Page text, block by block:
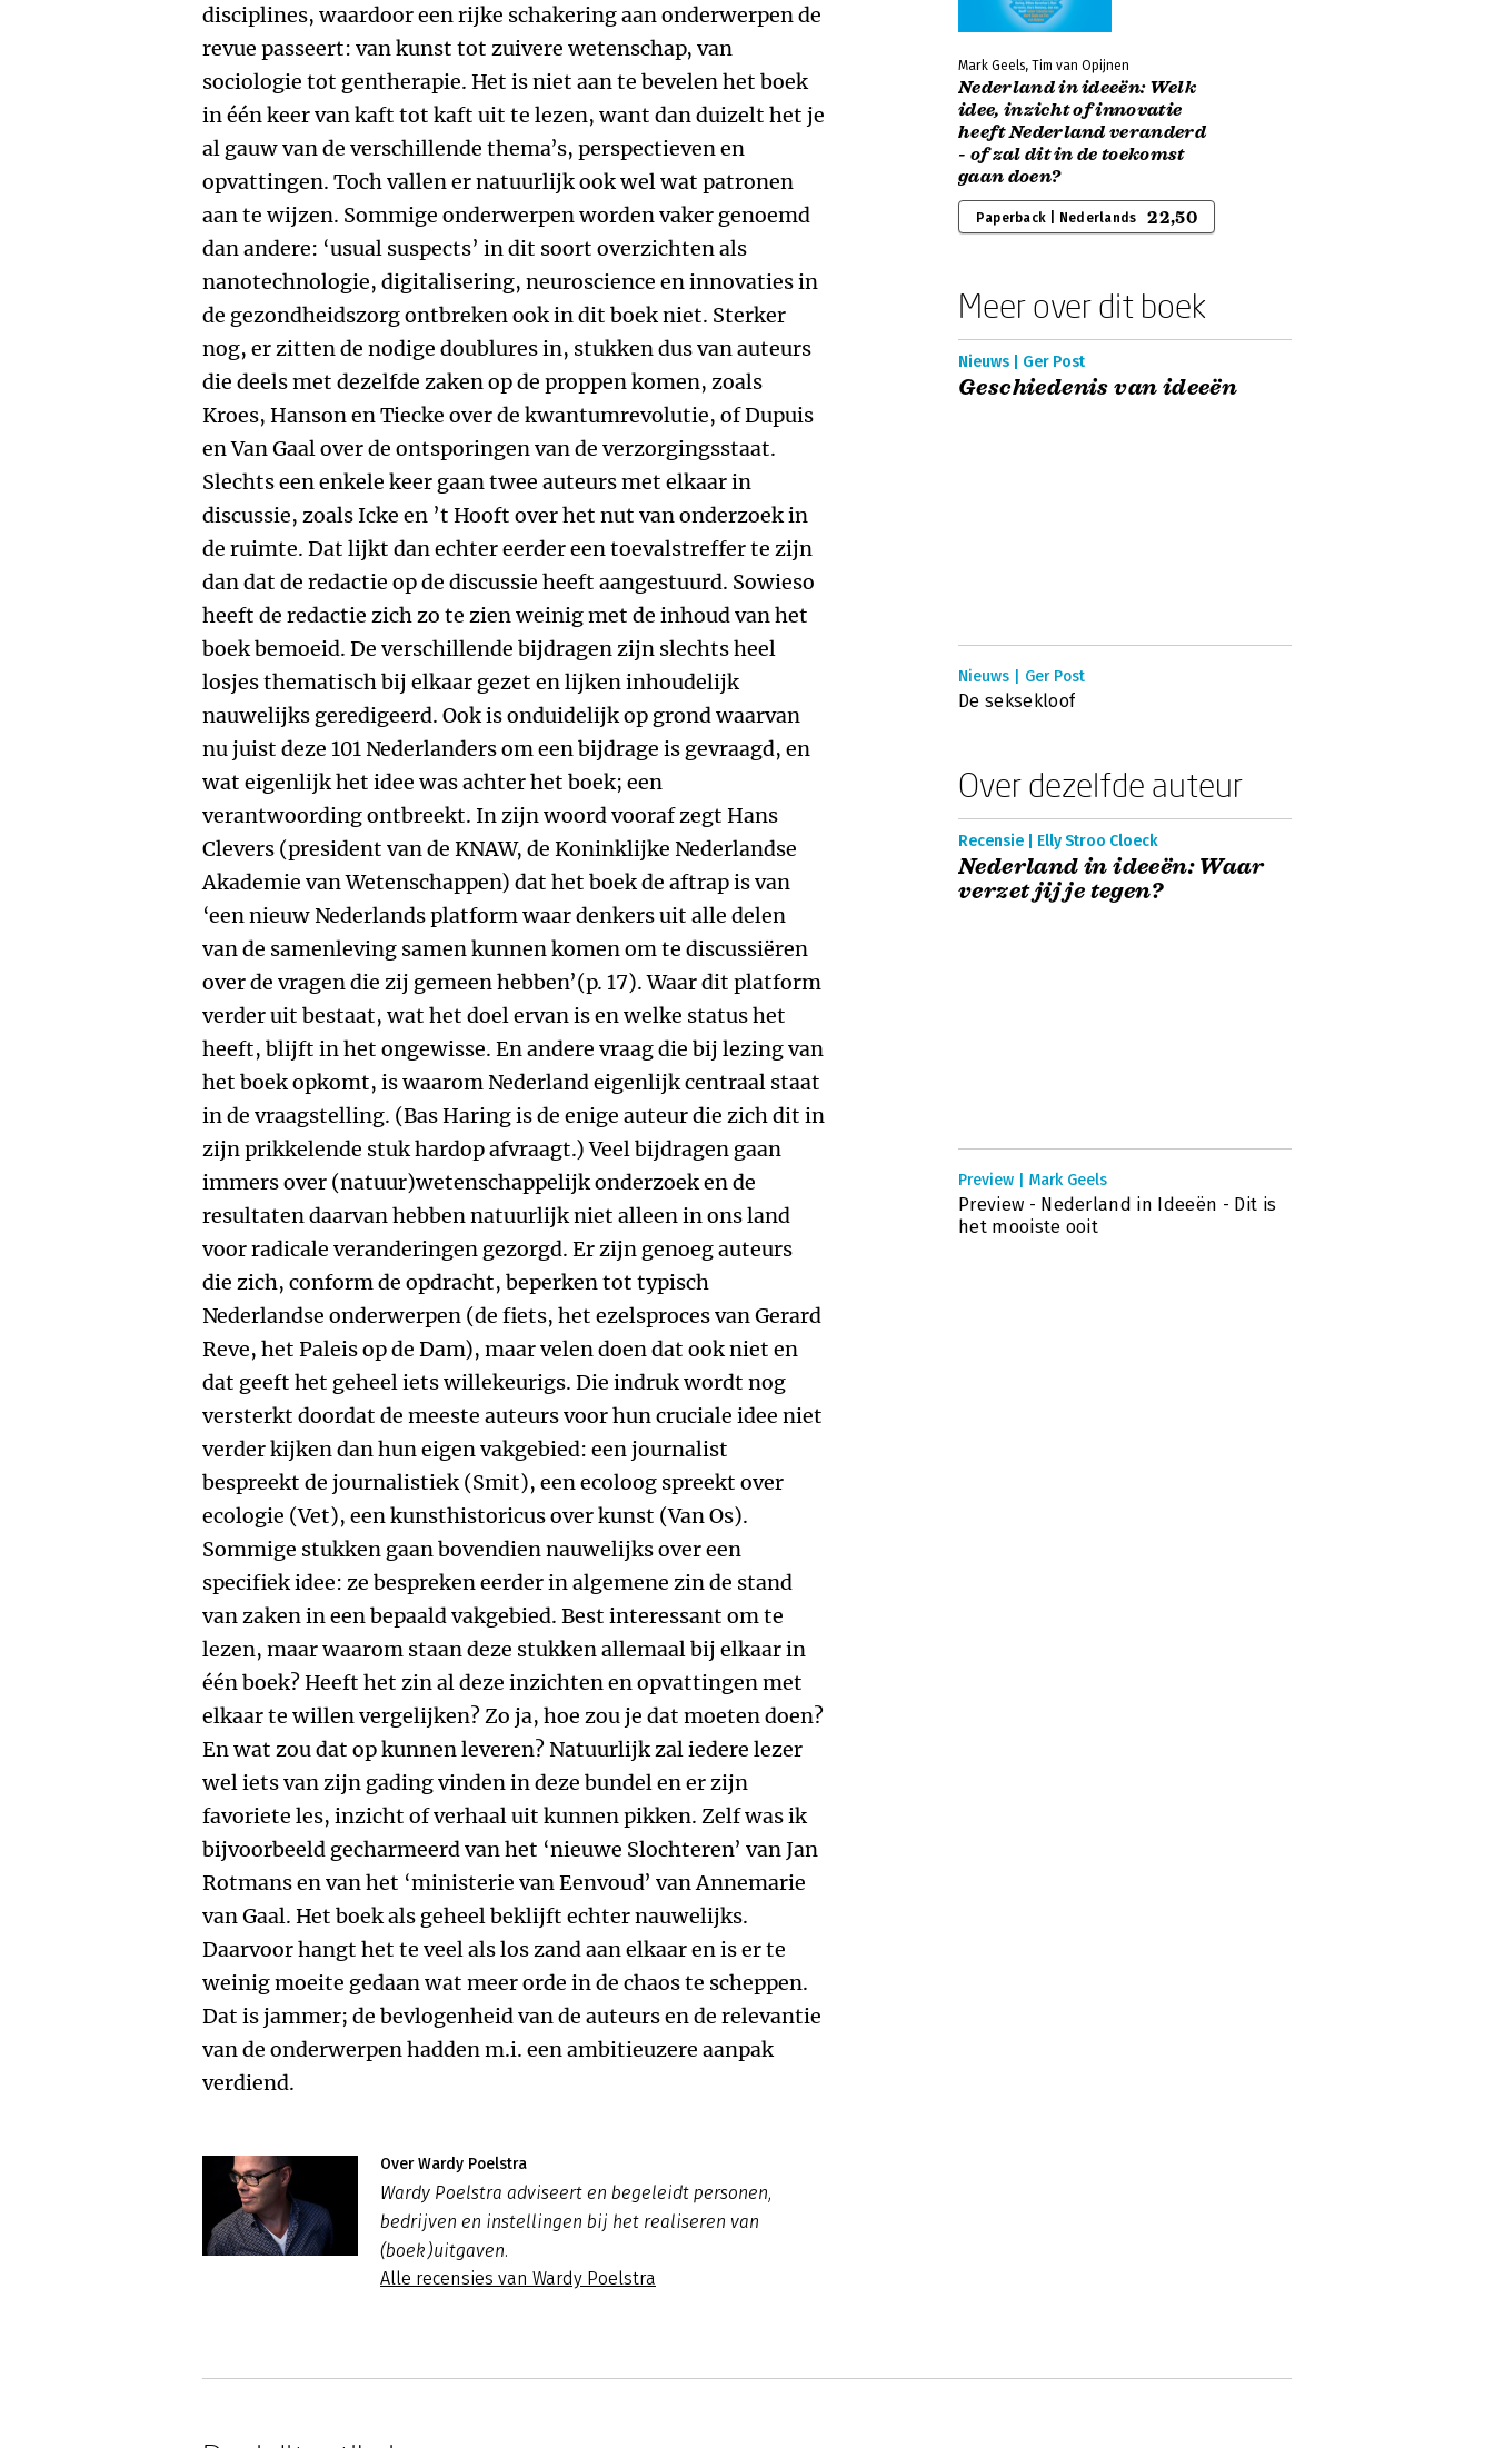
disciplines, waardoor een rijke schakering aan onderwerpen de
revue passeert: van kunst tot zuivere wetenschap, van
sociologie tot gentherapie. Het is niet aan te bevelen het boek
in één keer van kaft tot kaft uit te lezen, want dan duizelt het je
al gauw van de verschillende thema’s, perspectieven en
opvattingen. Toch vallen er natuurlijk ook wel wat patronen
aan te wijzen. Sommige onderwerpen worden vaker genoemd
dan andere: ‘usual suspects’ in dit soort overzichten als
nanotechnologie, digitalisering, neuroscience en innovaties in
de gezondheidszorg ontbreken ook in dit boek niet. Sterker
nog, er zitten de nodige doublures in, stukken dus van auteurs
die deels met dezelfde zaken op de proppen komen, zoals
Kroes, Hanson en Tiecke over de kwantumrevolutie, of Dupuis
en Van Gaal over de ontsporingen van de verzorgingsstaat.
Slechts een enkele keer gaan twee auteurs met elkaar in
discussie, zoals Icke en ’t Hooft over het nut van onderzoek in
de ruimte. Dat lijkt dan echter eerder een toevalstreffer te zijn
dan dat de redactie op de discussie heeft aangestuurd. Sowieso
heeft de redactie zich zo te zien weinig met de inhoud van het
boek bemoeid. De verschillende bijdragen zijn slechts heel
losjes thematisch bij elkaar gezet en lijken inhoudelijk
nauwelijks geredigeerd. Ook is onduidelijk op grond waarvan
nu juist deze 101 Nederlanders om een bijdrage is gevraagd, en
wat eigenlijk het idee was achter het boek; een
verantwoording ontbreekt. In zijn woord vooraf zegt Hans
Clevers (president van de KNAW, de Koninklijke Nederlandse
Akademie van Wetenschappen) dat het boek de aftrap is van
‘een nieuw Nederlands platform waar denkers uit alle delen
van de samenleving samen kunnen komen om te discussiëren
over de vragen die zij gemeen hebben’(p. 17). Waar dit platform
verder uit bestaat, wat het doel ervan is en welke status het
heeft, blijft in het ongewisse. En andere vraag die bij lezing van
het boek opkomt, is waarom Nederland eigenlijk centraal staat
in de vraagstelling. (Bas Haring is de enige auteur die zich dit in
zijn prikkelende stuk hardop afvraagt.) Veel bijdragen gaan
immers over (natuur)wetenschappelijk onderzoek en de
resultaten daarvan hebben natuurlijk niet alleen in ons land
voor radicale veranderingen gezorgd. Er zijn genoeg auteurs
die zich, conform de opdracht, beperken tot typisch
Nederlandse onderwerpen (de fiets, het ezelsproces van Gerard
Reve, het Paleis op de Dam), maar velen doen dat ook niet en
dat geeft het geheel iets willekeurigs. Die indruk wordt nog
versterkt doordat de meeste auteurs voor hun cruciale idee niet
verder kijken dan hun eigen vakgebied: een journalist
bespreekt de journalistiek (Smit), een ecoloog spreekt over
ecologie (Vet), een kunsthistoricus over kunst (Van Os).
Sommige stukken gaan bovendien nauwelijks over een
specifiek idee: ze bespreken eerder in algemene zin de stand
van zaken in een bepaald vakgebied. Best interessant om te
lezen, maar waarom staan deze stukken allemaal bij elkaar in
één boek? Heeft het zin al deze inzichten en opvattingen met
elkaar te willen vergelijken? Zo ja, hoe zou je dat moeten doen?
En wat zou dat op kunnen leveren? Natuurlijk zal iedere lezer
wel iets van zijn gading vinden in deze bundel en er zijn
favoriete les, inzicht of verhaal uit kunnen pikken. Zelf was ik
bijvoorbeeld gecharmeerd van het ‘nieuwe Slochteren’ van Jan
Rotmans en van het ‘ministerie van Eenvoud’ van Annemarie
van Gaal. Het boek als geheel beklijft echter nauwelijks.
Daarvoor hangt het te veel als los zand aan elkaar en is er te
weinig moeite gedaan wat meer orde in de chaos te scheppen.
Dat is jammer; de bevlogenheid van de auteurs en de relevantie
van de onderwerpen hadden m.i. een ambitieuzere aanpak
verdiend.
Over Wardy Poelstra
Wardy Poelstra adviseert en begeleidt personen,
bedrijven en instellingen bij het realiseren van
(boek)uitgaven.
Alle recensies van Wardy Poelstra
Mark Geels, Tim van Opijnen
Nederland in ideeën: Welk
idee, inzicht of innovatie
heeft Nederland veranderd
- of zal dit in de toekomst
gaan doen?
Paperback | Nederlands 22,50
Meer over dit boek
Nieuws | Ger Post
Geschiedenis van ideeën
Nieuws | Ger Post
De seksekloof
Over dezelfde auteur
Recensie | Elly Stroo Cloeck
Nederland in ideeën: Waar
verzet jij je tegen?
Preview | Mark Geels
Preview - Nederland in Ideeën - Dit is
het mooiste ooit